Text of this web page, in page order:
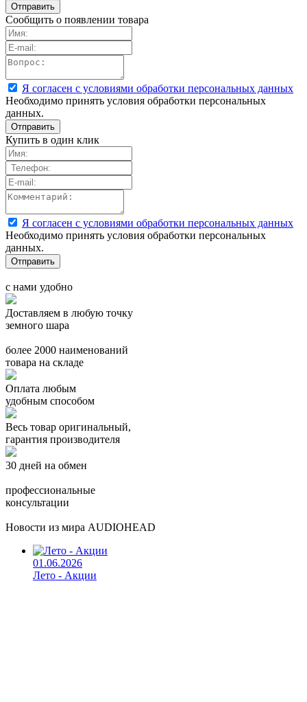
Сообщить о появлении товара
Я согласен с условиями обработки персональных данных
Необходимо принять условия обработки персональных
данных.
Купить в один клик
Я согласен с условиями обработки персональных данных
Необходимо принять условия обработки персональных
данных.
с нами удобно
Доставляем в любую точку
земного шара
более 2000 наименований
товара на складе
Оплата любым
удобным способом
Весь товар оригинальный,
гарантия производителя
30 дней на обмен
профессиональные
консультации
Новости из мира AUDIOHEAD
01.06.2026
Лето - Акции